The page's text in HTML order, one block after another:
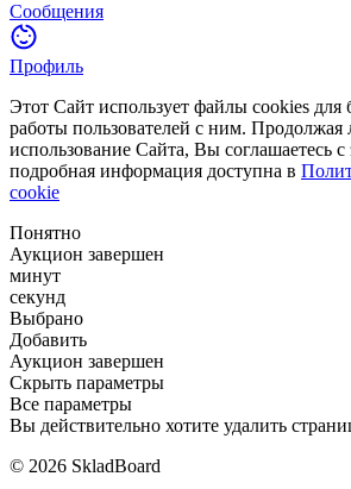
Сообщения
Профиль
Этот Сайт использует файлы cookies для
работы пользователей с ним.
использование Сайта, Вы соглашаетесь с
подробная информация доступна в
cookie
Понятно
Аукцион завершен
минут
секунд
Выбрано
Добавить
Аукцион завершен
Скрыть параметры
Все параметры
Вы действительно хотите удалить
© 2026 SkladBoard